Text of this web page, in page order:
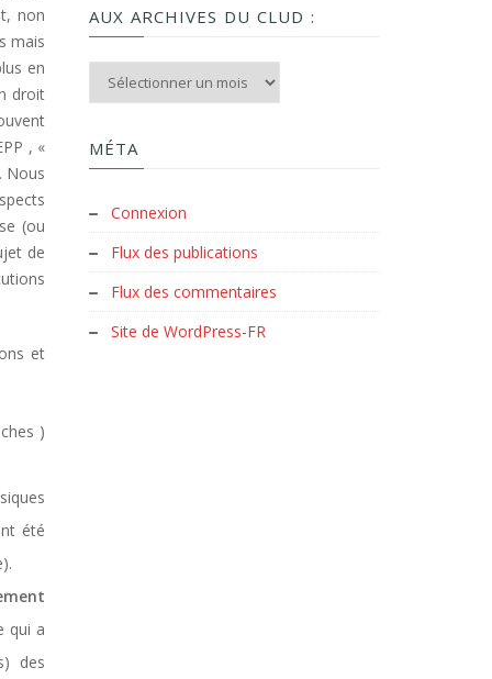
non
mais
en
droit
, «
Nous
(ou
de
et
)
été
qui a
des
AUX ARCHIVES DU CLUD :
Aux archives du Clud :
MÉTA
Connexion
Flux des publications
Flux des commentaires
Site de WordPress-FR